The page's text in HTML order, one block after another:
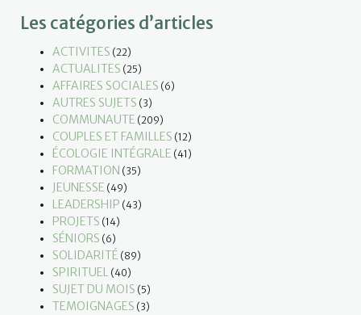
Les catégories d’articles
ACTIVITES (22)
ACTUALITES (25)
AFFAIRES SOCIALES (6)
AUTRES SUJETS (3)
COMMUNAUTE (209)
COUPLES ET FAMILLES (12)
ÉCOLOGIE INTÉGRALE (41)
FORMATION (35)
JEUNESSE (49)
LEADERSHIP (43)
PROJETS (14)
SÉNIORS (6)
SOLIDARITÉ (89)
SPIRITUEL (40)
SUJET DU MOIS (5)
TEMOIGNAGES (3)